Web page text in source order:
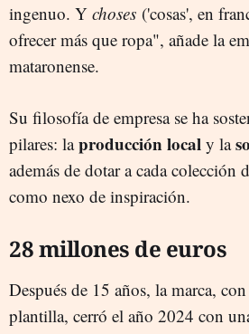
ingenuo. Y choses ('cosas', en
ofrecer más que ropa", añade la
mataronense.
Su filosofía de empresa se ha
pilares: laproducción local y la
además de dotar a cada colección
como nexo de inspiración.
28 millones de euros
Después de 15 años, la marca, con
plantilla, cerró el año 2024 con